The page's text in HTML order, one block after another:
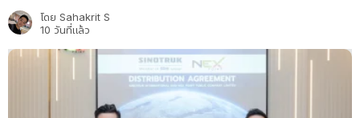
โดย Sahakrit S
10 วันที่แล้ว